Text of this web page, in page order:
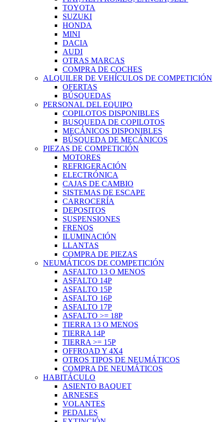
TOYOTA
SUZUKI
HONDA
MINI
DACIA
AUDI
OTRAS MARCAS
COMPRA DE COCHES
ALQUILER DE VEHÍCULOS DE COMPETICIÓN
OFERTAS
BÚSQUEDAS
PERSONAL DEL EQUIPO
COPILOTOS DISPONIBLES
BUSQUEDA DE COPILOTOS
MECÁNICOS DISPONIBLES
BÚSQUEDA DE MECÁNICOS
PIEZAS DE COMPETICIÓN
MOTORES
REFRIGERACIÓN
ELECTRÓNICA
CAJAS DE CAMBIO
SISTEMAS DE ESCAPE
CARROCERÍA
DEPOSITOS
SUSPENSIONES
FRENOS
ILUMINACIÓN
LLANTAS
COMPRA DE PIEZAS
NEUMÁTICOS DE COMPETICIÓN
ASFALTO 13 O MENOS
ASFALTO 14P
ASFALTO 15P
ASFALTO 16P
ASFALTO 17P
ASFALTO >= 18P
TIERRA 13 O MENOS
TIERRA 14P
TIERRA >= 15P
OFFROAD Y 4X4
OTROS TIPOS DE NEUMÁTICOS
COMPRA DE NEUMÁTICOS
HABITÁCULO
ASIENTO BAQUET
ARNESES
VOLANTES
PEDALES